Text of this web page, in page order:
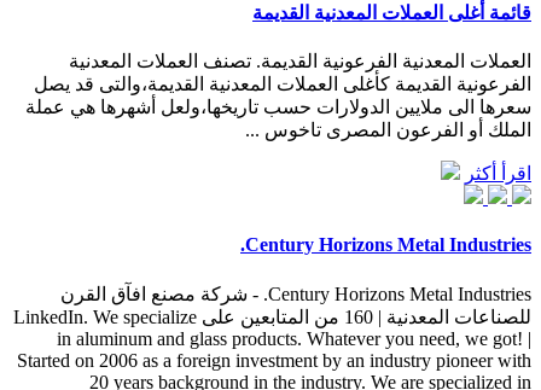
قائمة أغلى العملات المعدنية القديمة
العملات المعدنية الفرعونية القديمة. تصنف العملات المعدنية
الفرعونية القديمة كأغلى العملات المعدنية القديمة،والتى قد يصل
سعرها الى ملايين الدولارات حسب تاريخها،ولعل أشهرها هي عملة
الملك أو الفرعون المصرى تاخوس ...
اقرأ أكثر
Century Horizons Metal Industries.
Century Horizons Metal Industries. - شركة مصنع افآق القرن
للصناعات المعدنية | 160 من المتابعين على LinkedIn. We specialize
in aluminum and glass products. Whatever you need, we got! |
Started on 2006 as a foreign investment by an industry pioneer with
20 years background in the industry. We are specialized in